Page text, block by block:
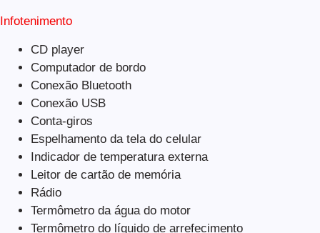
Infotenimento
CD player
Computador de bordo
Conexão Bluetooth
Conexão USB
Conta-giros
Espelhamento da tela do celular
Indicador de temperatura externa
Leitor de cartão de memória
Rádio
Termômetro da água do motor
Termômetro do líquido de arrefecimento